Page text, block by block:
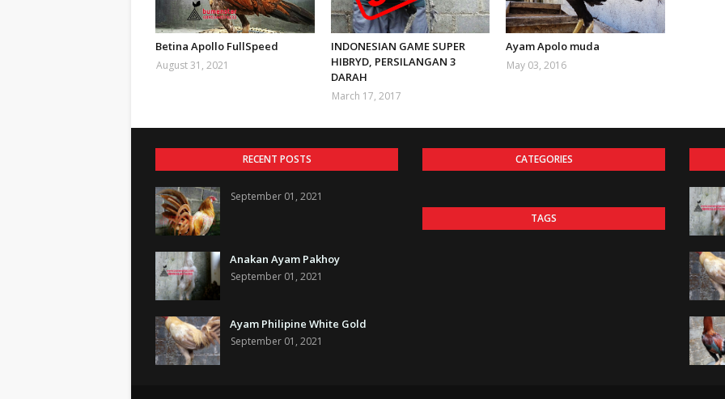
Betina Apollo FullSpeed
August 31, 2021
INDONESIAN GAME SUPER
HIBRYD, PERSILANGAN 3
DARAH
March 17, 2017
Ayam Apolo muda
May 03, 2016
RECENT POSTS
September 01, 2021
Anakan Ayam Pakhoy
September 01, 2021
Ayam Philipine White Gold
September 01, 2021
CATEGORIES
TAGS